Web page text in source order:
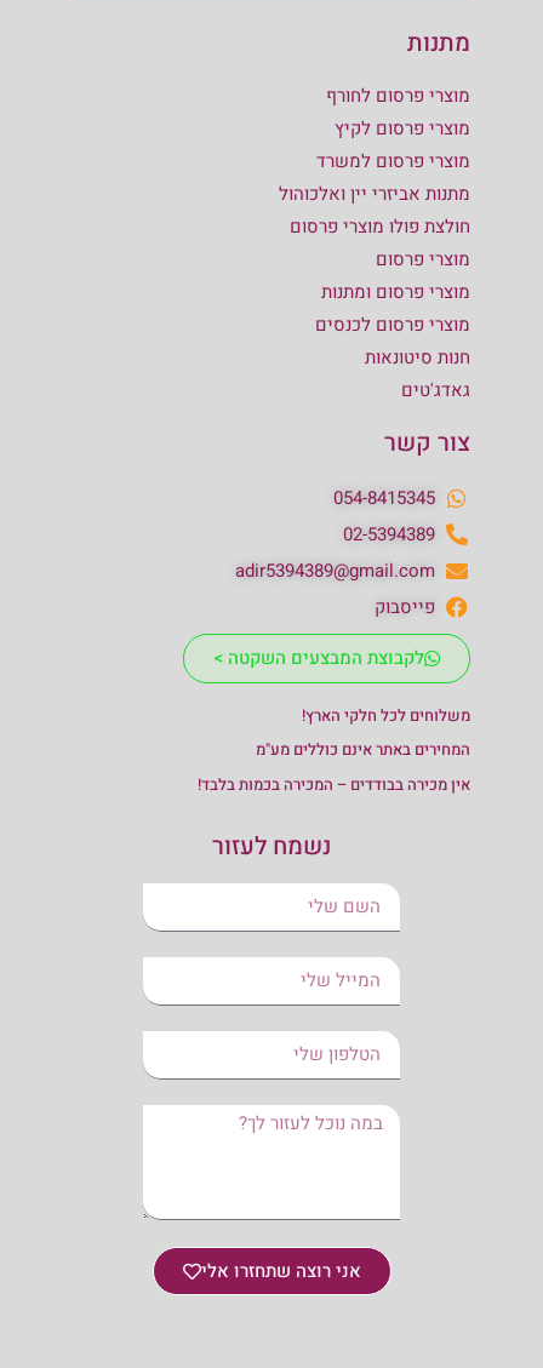
מתנות
מוצרי פרסום לחורף
מוצרי פרסום לקיץ
מוצרי פרסום למשרד
מתנות אביזרי יין ואלכוהול
חולצת פולו מוצרי פרסום
מוצרי פרסום
מוצרי פרסום ומתנות
מוצרי פרסום לכנסים
חנות סיטונאות
גאדג'טים
צור קשר
054-8415345
02-5394389
adir5394389@gmail.com
פייסבוק
לקבוצת המבצעים השקטה >
משלוחים לכל חלקי הארץ!
המחירים באתר אינם כוללים מע"מ
אין מכירה בבודדים – המכירה בכמות בלבד!
נשמח לעזור
אני רוצה שתחזרו אלי